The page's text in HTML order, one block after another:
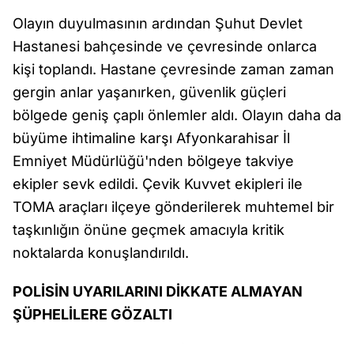
Olayın duyulmasının ardından Şuhut Devlet
Hastanesi bahçesinde ve çevresinde onlarca
kişi toplandı. Hastane çevresinde zaman zaman
gergin anlar yaşanırken, güvenlik güçleri
bölgede geniş çaplı önlemler aldı. Olayın daha da
büyüme ihtimaline karşı Afyonkarahisar İl
Emniyet Müdürlüğü'nden bölgeye takviye
ekipler sevk edildi. Çevik Kuvvet ekipleri ile
TOMA araçları ilçeye gönderilerek muhtemel bir
taşkınlığın önüne geçmek amacıyla kritik
noktalarda konuşlandırıldı.
POLİSİN UYARILARINI DİKKATE ALMAYAN
ŞÜPHELİLERE GÖZALTI